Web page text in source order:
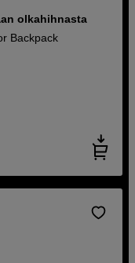
olkahihnasta
Backpack